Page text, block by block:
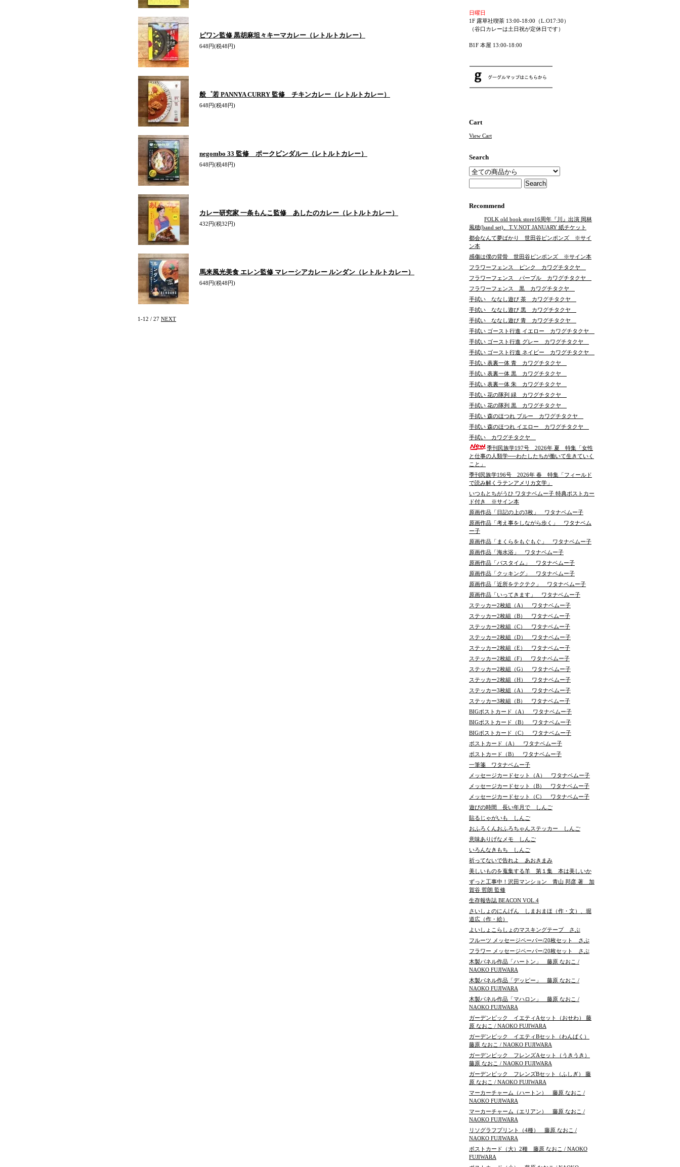
ピワン監修 黒胡麻坦々キーマカレー（レトルトカレー）
648円(税48円)
般゜若 PANNYA CURRY 監修 チキンカレー（レトルトカレー）
648円(税48円)
negombo 33 監修 ポークビンダルー（レトルトカレー）
648円(税48円)
カレー研究家 一条もんこ監修 あしたのカレー（レトルトカレー）
432円(税32円)
馬来風光美食 エレン監修 マレーシアカレー ルンダン（レトルトカレー）
648円(税48円)
1-12 / 27 NEXT
日曜日
1F 露草社喫茶 13:00-18:00（L.O17:30）
（谷口カレーは土日祝が定休日です）
B1F 本屋 13:00-18:00
Cart
View Cart
Search
Recommend
FOLK old book store16周年『川』出演 岡林
風穂(band set)、T.V.NOT JANUARY 紙チケット
都会なんて夢ばかり 世田谷ピンポンズ ※サイ
ン本
感傷は僕の背骨 世田谷ピンポンズ ※サイン本
フラワーフェンス ピンク カワグチタクヤ
フラワーフェンス パープル カワグチタクヤ
フラワーフェンス 黒 カワグチタクヤ
手拭い ななし遊び 茶 カワグチタクヤ
手拭い ななし遊び 黒 カワグチタクヤ
手拭い ななし遊び 青 カワグチタクヤ
手拭い ゴースト行進 イエロー カワグチタクヤ
手拭い ゴースト行進 グレー カワグチタクヤ
手拭い ゴースト行進 ネイビー カワグチタクヤ
手拭い 表裏一体 青 カワグチタクヤ
手拭い 表裏一体 黒 カワグチタクヤ
手拭い 表裏一体 朱 カワグチタクヤ
手拭い 花の隊列 緑 カワグチタクヤ
手拭い 花の隊列 黒 カワグチタクヤ
手拭い 森のほつれ ブルー カワグチタクヤ
手拭い 森のほつれ イエロー カワグチタクヤ
手拭い カワグチタクヤ
季刊民族学197号 2026年 夏 特集「女性
と仕事の人類学──わたしたちが働いて生きていく
こと」
季刊民族学196号 2026年 春 特集「フィールド
で読み解くラテンアメリカ文学」
いつもとちがうひ ワタナベムー子 特典ポストカー
ド付き ※サイン本
原画作品「日記の上の3枚」 ワタナベムー子
原画作品「考え事をしながら歩く」 ワタナベム
ー子
原画作品「まくらをもぐもぐ」 ワタナベムー子
原画作品「海水浴」 ワタナベムー子
原画作品「バスタイム」 ワタナベムー子
原画作品「クッキング」 ワタナベムー子
原画作品「近所をテクテク」 ワタナベムー子
原画作品「いってきます」 ワタナベムー子
ステッカー2枚組（A） ワタナベムー子
ステッカー2枚組（B） ワタナベムー子
ステッカー2枚組（C） ワタナベムー子
ステッカー2枚組（D） ワタナベムー子
ステッカー2枚組（E） ワタナベムー子
ステッカー2枚組（F） ワタナベムー子
ステッカー2枚組（G） ワタナベムー子
ステッカー2枚組（H） ワタナベムー子
ステッカー3枚組（A） ワタナベムー子
ステッカー3枚組（B） ワタナベムー子
BIGポストカード（A） ワタナベムー子
BIGポストカード（B） ワタナベムー子
BIGポストカード（C） ワタナベムー子
ポストカード（A） ワタナベムー子
ポストカード（B） ワタナベムー子
一筆箋 ワタナベムー子
メッセージカードセット（A） ワタナベムー子
メッセージカードセット（B） ワタナベムー子
メッセージカードセット（C） ワタナベムー子
遊びの時間 長い年月で しんご
貼るじゃがいも しんご
おふろくんおふろちゃんステッカー しんご
意味ありげなメモ しんご
いろんなきもち しんご
祈ってないで告れよ あおきまみ
美しいものを蒐集する羊 第１集 本は美しいか
ずっと工事中！沢田マンション 青山 邦彦 著 加
賀谷 哲朗 監修
生存報告誌 BEACON VOL.4
さいしょのにんげん しまおまほ（作・文）、堀
道広（作・絵）
よいしょこらしょのマスキングテープ さぶ
フルーツ メッセージペーパー/20枚セット さぶ
フラワー メッセージペーパー/20枚セット さぶ
木製パネル作品「ハートン」 藤原 なおこ /
NAOKO FUJIWARA
木製パネル作品「デッピー」 藤原 なおこ /
NAOKO FUJIWARA
木製パネル作品「マハロン」 藤原 なおこ /
NAOKO FUJIWARA
ガーデンピック イエティAセット（おせわ） 藤
原 なおこ / NAOKO FUJIWARA
ガーデンピック イエティBセット（わんぱく）
藤原 なおこ / NAOKO FUJIWARA
ガーデンピック フレンズAセット（うきうき）
藤原 なおこ / NAOKO FUJIWARA
ガーデンピック フレンズBセット（ふしぎ） 藤
原 なおこ / NAOKO FUJIWARA
マーカーチャーム（ハートン） 藤原 なおこ /
NAOKO FUJIWARA
マーカーチャーム（エリアン） 藤原 なおこ /
NAOKO FUJIWARA
リソグラフプリント（4種） 藤原 なおこ /
NAOKO FUJIWARA
ポストカード（大）2種 藤原 なおこ / NAOKO
FUJIWARA